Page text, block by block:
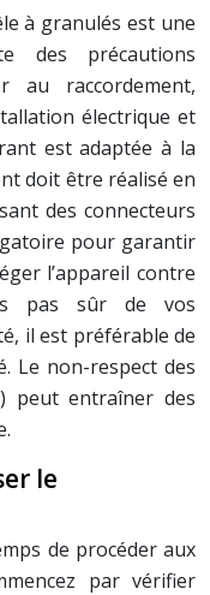
à granulés est une
des précautions
au raccordement,
électrique et
est adaptée à la
doit être réalisé en
des connecteurs
pour garantir
l’appareil contre
pas sûr de vos
il est préférable de
Le non-respect des
peut entraîner des
le
de procéder aux
par vérifier